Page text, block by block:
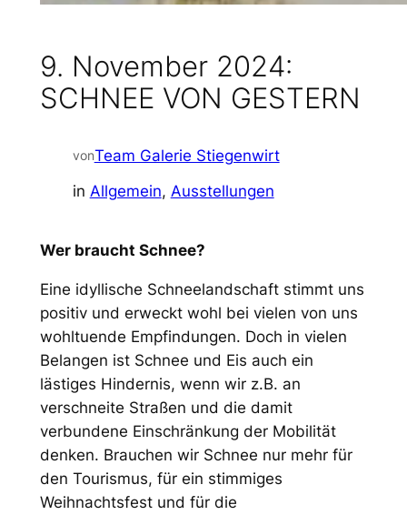
9. November 2024:
SCHNEE VON GESTERN
vonTeam Galerie Stiegenwirt
in Allgemein, Ausstellungen
Wer braucht Schnee?
Eine idyllische Schneelandschaft stimmt uns
positiv und erweckt wohl bei vielen von uns
wohltuende Empfindungen. Doch in vielen
Belangen ist Schnee und Eis auch ein
lästiges Hindernis, wenn wir z.B. an
verschneite Straßen und die damit
verbundene Einschränkung der Mobilität
denken. Brauchen wir Schnee nur mehr für
den Tourismus, für ein stimmiges
Weihnachtsfest und für die